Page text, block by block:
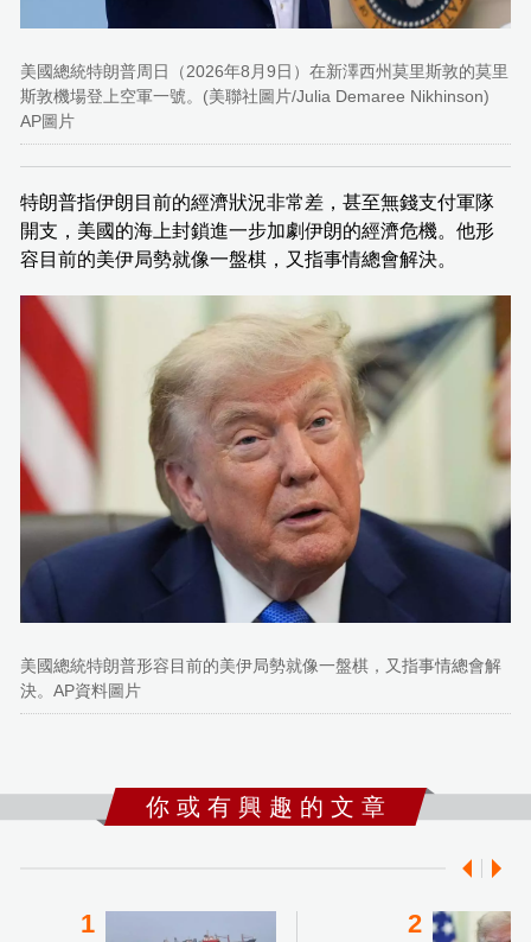
美國總統特朗普周日（2026年8月9日）在新澤西州莫里斯敦的莫里
斯敦機場登上空軍一號。(美聯社圖片/Julia Demaree Nikhinson)
AP圖片
特朗普指伊朗目前的經濟狀況非常差，甚至無錢支付軍隊
開支，美國的海上封鎖進一步加劇伊朗的經濟危機。他形
容目前的美伊局勢就像一盤棋，又指事情總會解決。
美國總統特朗普形容目前的美伊局勢就像一盤棋，又指事情總會解
決。AP資料圖片
你 或 有 興 趣 的 文 章